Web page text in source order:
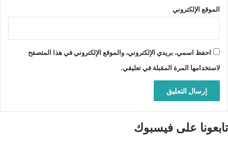
الموقع الإلكتروني
احفظ اسمي، بريدي الإلكتروني، والموقع الإلكتروني في هذا المتصفح
لاستخدامها المرة المقبلة في تعليقي.
تابعونا على فيسبوك